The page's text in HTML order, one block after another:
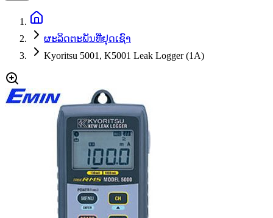
ຜະລິດຕະພັນທີ່ຢຸດເຊົາ
Kyoritsu 5001, K5001 Leak Logger (1A)